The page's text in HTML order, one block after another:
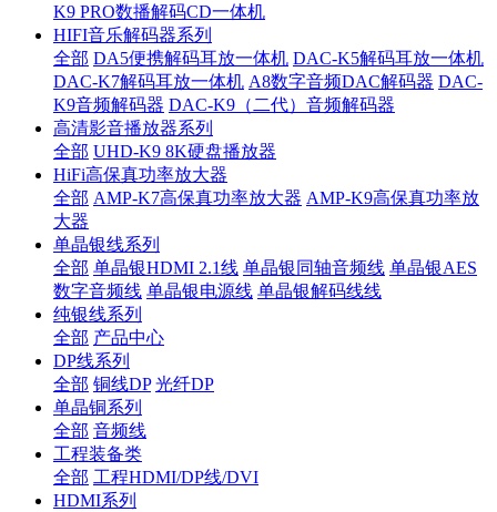
K9 PRO数播解码CD一体机
HIFI音乐解码器系列
全部 DA5便携解码耳放一体机 DAC-K5解码耳放一体机
DAC-K7解码耳放一体机 A8数字音频DAC解码器 DAC-
K9音频解码器 DAC-K9（二代）音频解码器
高清影音播放器系列
全部 UHD-K9 8K硬盘播放器
HiFi高保真功率放大器
全部 AMP-K7高保真功率放大器 AMP-K9高保真功率放
大器
单晶银线系列
全部 单晶银HDMI 2.1线 单晶银同轴音频线 单晶银AES
数字音频线 单晶银电源线 单晶银解码线线
纯银线系列
全部 产品中心
DP线系列
全部 铜线DP 光纤DP
单晶铜系列
全部 音频线
工程装备类
全部 工程HDMI/DP线/DVI
HDMI系列